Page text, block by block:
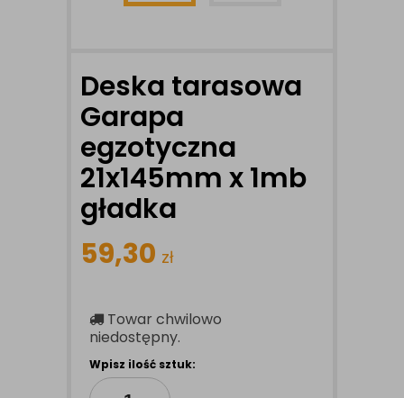
Deska tarasowa
Garapa
egzotyczna
21x145mm x 1mb
gładka
59,30 zł
Towar chwilowo
niedostępny.
Wpisz ilość sztuk: